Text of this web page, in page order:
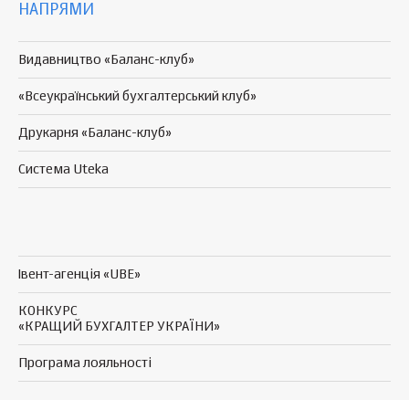
НАПРЯМИ
Видавництво «Баланс-клуб»
«Всеукраїнський бухгалтерський клуб»
Друкарня «Баланс-клуб»
Система Uteka
Івент-агенція «UBE»
КОНКУРС
«КРАЩИЙ БУХГАЛТЕР УКРАЇНИ»
Програма лояльності